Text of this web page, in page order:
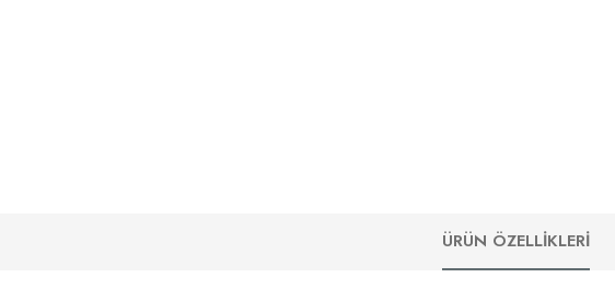
ÜRÜN ÖZELLIKLERI